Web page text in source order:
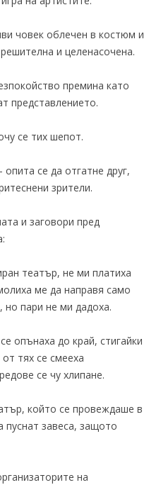
човек облечен в костюм и
и целенасочена.
премина като
представлението.
се тих шепот.
се да отгатне друг,
зрители.
и заговори пред
театър, не ми платиха
ме да направя само
но пари не ми дадоха.
опънаха до край, стигайки
тях се смееха
се чу хлипане.
който се провеждаше в
пуснат завеса, защото
на